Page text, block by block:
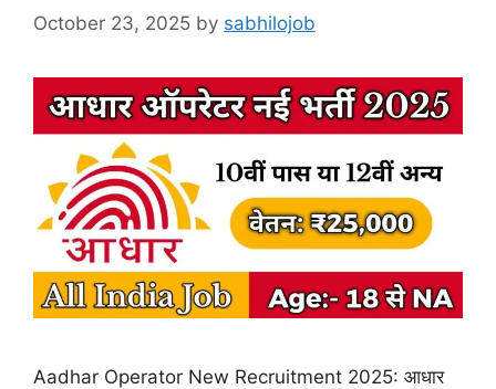
October 23, 2025 by sabhilojob
Aadhar Operator New Recruitment 2025: आधार